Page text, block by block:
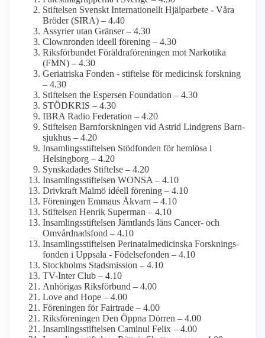
Stiftelsen Svenskt Internationellt Hjälparbete - Våra
Bröder (SIRA) – 4.40
Assyrier utan Gränser – 4.30
Clownronden ideell förening – 4.30
Riksförbundet Föräldra­föreningen mot Narkotika
(FMN) – 4.30
Geriatriska Fonden - stiftelse för medicinsk forskning
– 4.30
Stiftelsen the Espersen Foundation – 4.30
STÖDKRIS – 4.30
IBRA Radio Federation – 4.20
Stiftelsen Barn­forskningen vid Astrid Lindgrens Barn­
sjukhus – 4.20
Insamlings­stiftelsen Stödfonden för hemlösa i
Helsingborg – 4.20
Synskadades Stiftelse – 4.20
Insamlings­stiftelsen WONSA – 4.10
Drivkraft Malmö idéell förening – 4.10
Föreningen Emmaus Åkvarn – 4.10
Stiftelsen Henrik Superman – 4.10
Insamlings­stiftelsen Jämtlands läns Cancer- och
Omvårdnads­fond – 4.10
Insamlings­stiftelsen Perinatal­medicinska Forsknings­
fonden i Uppsala - Födelsefonden – 4.10
Stockholms Stadsmission – 4.10
TV-Inter Club – 4.10
Anhörigas Riksförbund – 4.00
Love and Hope – 4.00
Föreningen för Fairtrade – 4.00
Riksföreningen Den Öppna Dörren – 4.00
Insamlings­stiftelsen Caminul Felix – 4.00